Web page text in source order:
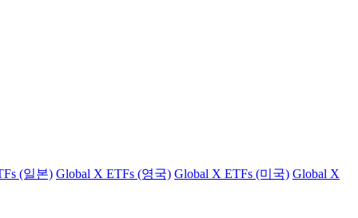
(일본) Global X ETFs (영국) Global X ETFs (미국) Global X